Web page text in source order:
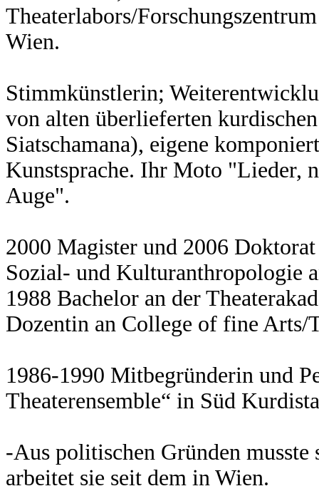
Theaterlabors/
Wien.
Stimmkünstlerin;
von alten überlieferten
Siatschamana), eigene
Kunstsprache. Ihr Moto "Lieder,
Auge".
2000 Magister und 2006
Sozial- und Kulturanthropologie
1988 Bachelor an der
Dozentin an College of fine Arts/
1986-1990 Mitbegründerin und
Theaterensemble“ in Süd
-Aus politischen Gründen musste
arbeitet sie seit dem in Wien.